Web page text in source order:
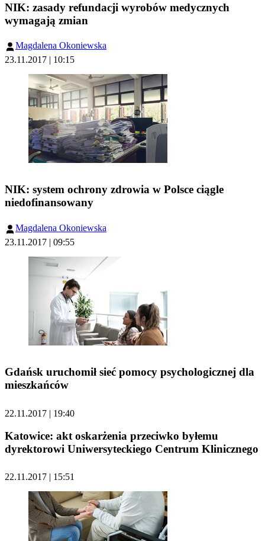
NIK: zasady refundacji wyrobów medycznych
wymagają zmian
Magdalena Okoniewska
23.11.2017 | 10:15
NIK: system ochrony zdrowia w Polsce ciągle
niedofinansowany
Magdalena Okoniewska
23.11.2017 | 09:55
Gdańsk uruchomił sieć pomocy psychologicznej dla
mieszkańców
22.11.2017 | 19:40
Katowice: akt oskarżenia przeciwko byłemu
dyrektorowi Uniwersyteckiego Centrum Klinicznego
22.11.2017 | 15:51